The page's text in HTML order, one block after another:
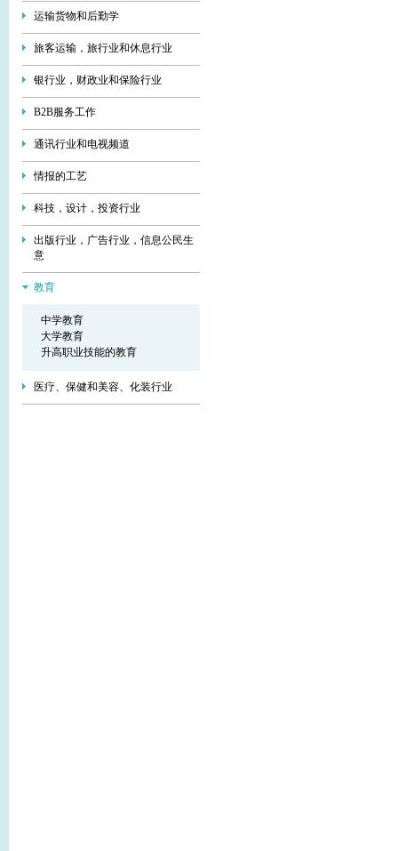
运输货物和后勤学
旅客运输，旅行业和休息行业
银行业，财政业和保险行业
В2В服务工作
通讯行业和电视频道
情报的工艺
科技，设计，投资行业
出版行业，广告行业，信息公民生
意
教育
中学教育
大学教育
升高职业技能的教育
医疗、保健和美容、化装行业